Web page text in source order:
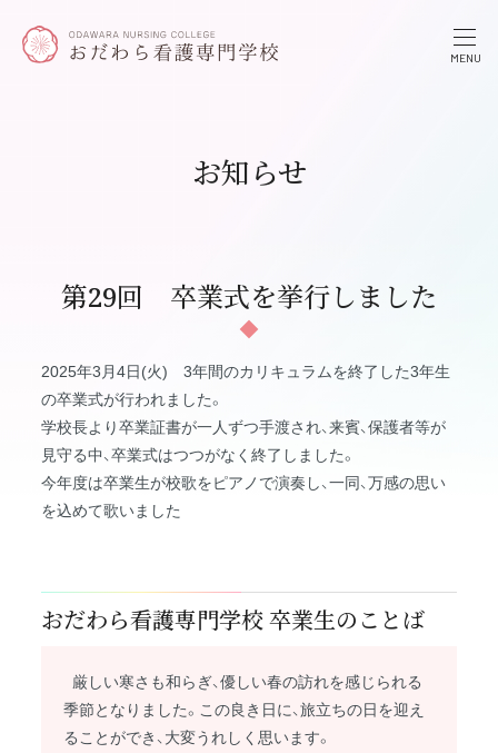
お知らせ
第29回 卒業式を挙行しました
2025年3月4日(火) 3年間のカリキュラムを終了した3年生
の卒業式が行われました。
学校長より卒業証書が一人ずつ手渡され、来賓、保護者等が
見守る中、卒業式はつつがなく終了しました。
今年度は卒業生が校歌をピアノで演奏し、一同、万感の思い
を込めて歌いました
おだわら看護専門学校 卒業生のことば
厳しい寒さも和らぎ、優しい春の訪れを感じられる
季節となりました。この良き日に、旅立ちの日を迎え
ることができ、大変うれしく思います。